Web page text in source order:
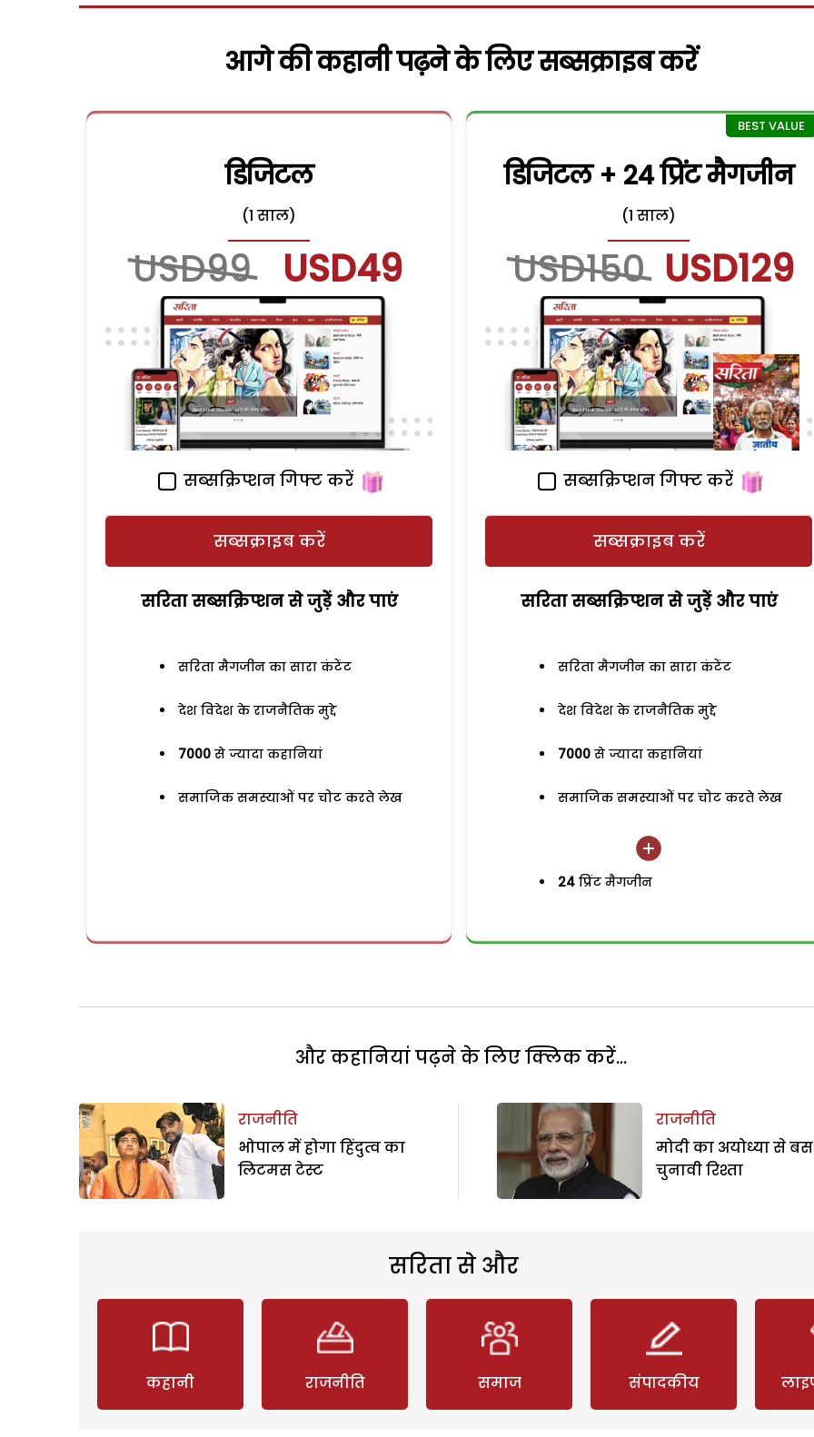
आगे की कहानी पढ़ने के लिए सब्सक्राइब करें
डिजिटल
(1 साल)
USD99 USD49
सब्सक्रिप्शन गिफ्ट करें
सब्सक्राइब करें
सरिता सब्सक्रिप्शन से जुड़ेें और पाएं
सरिता मैगजीन का सारा कंटेंट
देश विदेश के राजनैतिक मुद्दे
7000 से ज्यादा कहानियां
समाजिक समस्याओं पर चोट करते लेख
डिजिटल + 24 प्रिंट मैगजीन
(1 साल)
USD150 USD129
सब्सक्रिप्शन गिफ्ट करें
सब्सक्राइब करें
सरिता सब्सक्रिप्शन से जुड़ेें और पाएं
सरिता मैगजीन का सारा कंटेंट
देश विदेश के राजनैतिक मुद्दे
7000 से ज्यादा कहानियां
समाजिक समस्याओं पर चोट करते लेख
24 प्रिंट मैगजीन
और कहानियां पढ़ने के लिए क्लिक करें...
राजनीति
भोपाल में होगा हिंदुत्व का
लिटमस टेस्ट
राजनीति
मोदी का अयोध्या से बस
चुनावी रिश्ता
सरिता से और
कहानी राजनीति समाज संपादकीय